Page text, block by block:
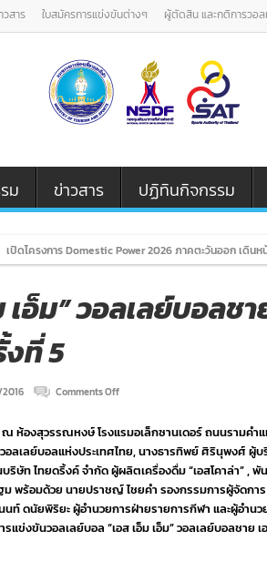
วสาร ใบสมัครการแข่งขันต่างๆ ผู้ตัดสิน และกติการวอ
ม ข่าวสาร ปฏิทินกิจกรรม
เปิดโครงการ Domestic Power 2026 ภาคตะวันออก เดิ
เอ็ม” วอลเลย์บอลช
งที่ 5
Comments Offon
เอ็ม”
วอลเลย์บอล
เอ
วี
ซี
“เอส
ห้องสุวรรณหงษ์ โรงแรมอเล็กซานเดอร์ ถนนรามคำ
ลเลย์บอลแห่งประเทศไทย, นางธารทิพย์ ศิรินุพงศ์ ผู้บ
ริษัท ไทยดริ้งค์ จำกัด ผู้ผลิตเครื่องดื่ม “เอสโคาล่า” ,
พร้อมด้วย นายปราชญ์ ไชยคำ รองกรรมการผู้จัดกา
ดนัยพิริยะ ผู้อำนวยการฝ่ายรายการกีฬา และผู้อำน
แข่งขันวอลเลย์บอล “เอส เอ็ม เอ็ม” วอลเลย์บอลชาย